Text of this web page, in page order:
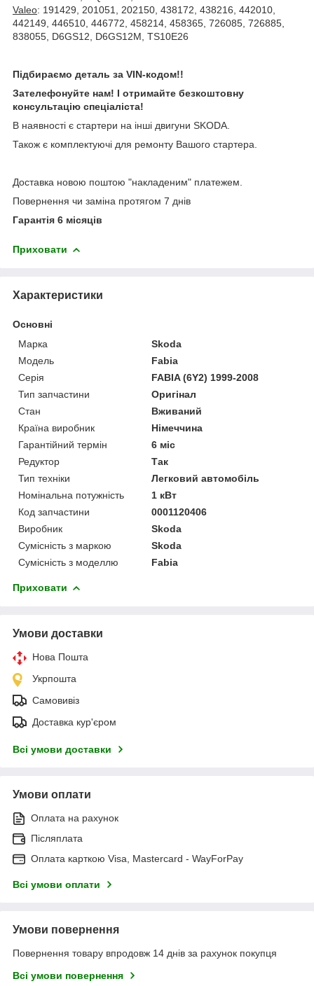
Valeo: 191429, 201051, 202150, 438172, 438216, 442010,
442149, 446510, 446772, 458214, 458365, 726085, 726885,
838055, D6GS12, D6GS12M, TS10E26
Підбираємо деталь за VIN-кодом!!
Зателефонуйте нам! І отримайте безкоштовну
консультацію спеціаліста!
В наявності є стартери на інші двигуни SKODA.
Також є комплектуючі для ремонту Вашого стартера.
Доставка новою поштою "накладеним" платежем.
Повернення чи заміна протягом 7 днів
Гарантія 6 місяців
Приховати
Характеристики
Основні
Марка
Skoda
Модель
Fabia
Серія
FABIA (6Y2) 1999-2008
Тип запчастини
Оригінал
Стан
Вживаний
Країна виробник
Німеччина
Гарантійний термін
6 міс
Редуктор
Так
Тип техніки
Легковий автомобіль
Номінальна потужність
1 кВт
Код запчастини
0001120406
Виробник
Skoda
Сумісність з маркою
Skoda
Сумісність з моделлю
Fabia
Приховати
Умови доставки
Нова Пошта
Укрпошта
Самовивіз
Доставка кур'єром
Всі умови доставки
Умови оплати
Оплата на рахунок
Післяплата
Оплата карткою Visa, Mastercard - WayForPay
Всі умови оплати
Умови повернення
Повернення товару впродовж 14 днів за рахунок покупця
Всі умови повернення